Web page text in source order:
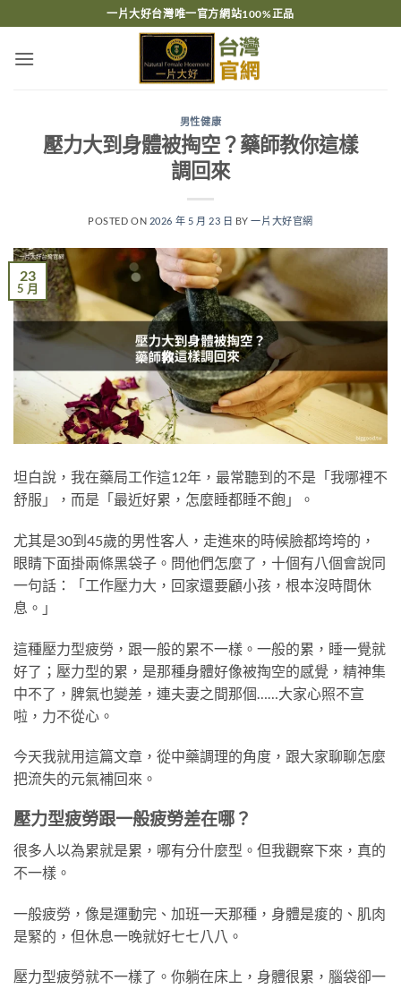
轉
一片大好台灣唯一官方網站100%正品
男性健康
壓力大到身體被掏空？藥師教你這樣
調回來
POSTED ON 2026 年 5 月 23 日 BY一片大好官網
23
5 月
坦白說，我在藥局工作這12年，最常聽到的不是「我哪裡不
舒服」，而是「最近好累，怎麼睡都睡不飽」。
尤其是30到45歲的男性客人，走進來的時候臉都垮垮的，
眼睛下面掛兩條黑袋子。問他們怎麼了，十個有八個會說同
一句話：「工作壓力大，回家還要顧小孩，根本沒時間休
息。」
這種壓力型疲勞，跟一般的累不一樣。一般的累，睡一覺就
好了；壓力型的累，是那種身體好像被掏空的感覺，精神集
中不了，脾氣也變差，連夫妻之間那個……大家心照不宣
啦，力不從心。
今天我就用這篇文章，從中藥調理的角度，跟大家聊聊怎麼
把流失的元氣補回來。
壓力型疲勞跟一般疲勞差在哪？
很多人以為累就是累，哪有分什麼型。但我觀察下來，真的
不一樣。
一般疲勞，像是運動完、加班一天那種，身體是痠的、肌肉
是緊的，但休息一晚就好七七八八。
壓力型疲勞就不一樣了。你躺在床上，身體很累，腦袋卻一